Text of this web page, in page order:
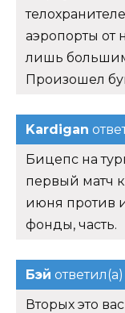
аэропорты от
лишь
Произошел
Kardigan
Бицепс на
первый матч
июня против
фонды, часть.
Бэй ответил(а)
Вторых это